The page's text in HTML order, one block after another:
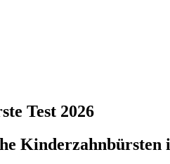
Test 2026